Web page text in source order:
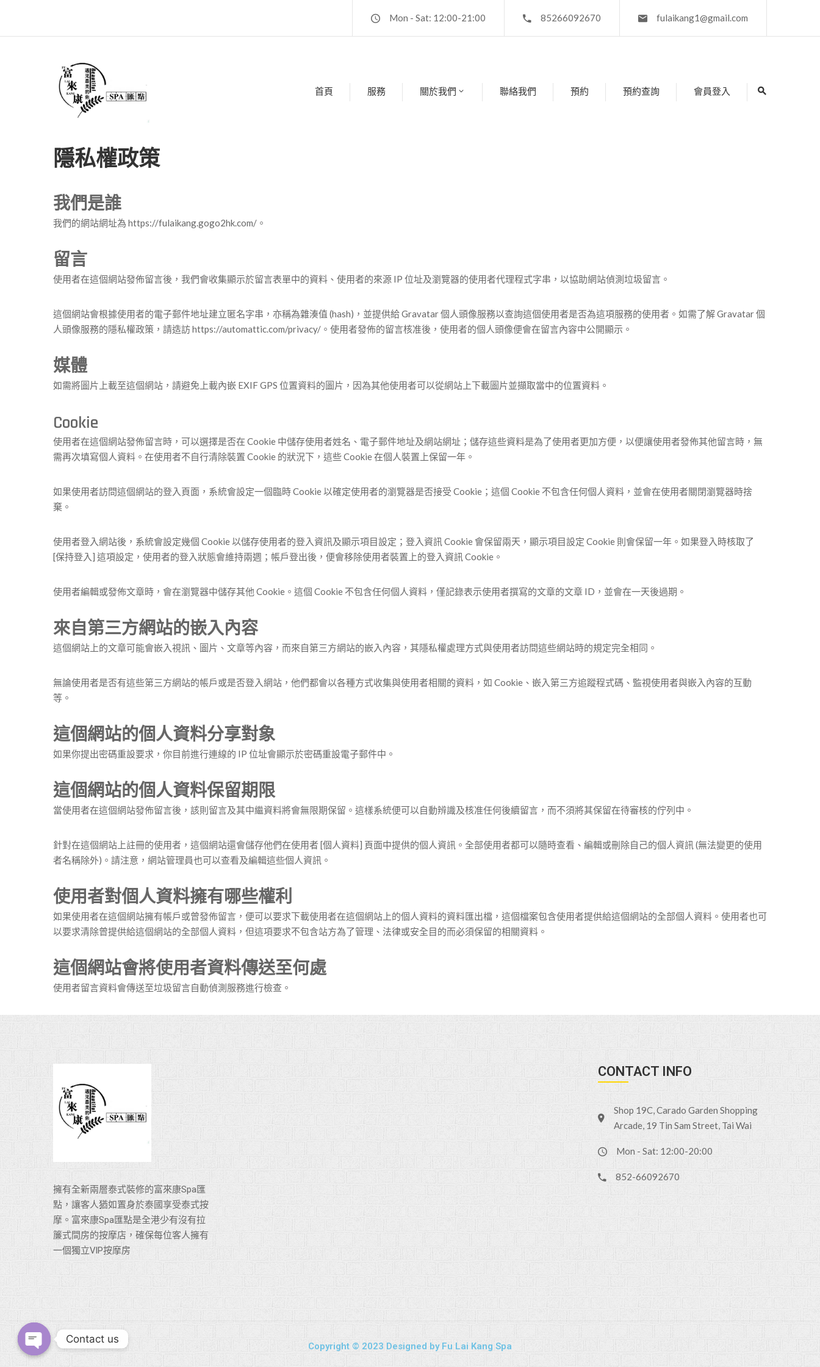
Mon - Sat: 12:00-21:00 85266092670 fulaikang1@gmail.com
首頁 服務 關於我們 聯絡我們 預約 預約查詢 會員登入
隱私權政策
我們是誰
我們的網站網址為 https://fulaikang.gogo2hk.com/。
留言
使用者在這個網站發佈留言後，我們會收集顯示於留言表單中的資料、使用者的來源 IP 位址及瀏覽器的使用者代理程式字串，以協助網站偵測垃圾留言。
這個網站會根據使用者的電子郵件地址建立匿名字串，亦稱為雜湊值 (hash)，並提供給 Gravatar 個人頭像服務以查詢這個使用者是否為這項服務的使用者。如需了解 Gravatar 個
人頭像服務的隱私權政策，請造訪 https://automattic.com/privacy/。使用者發佈的留言核准後，使用者的個人頭像便會在留言內容中公開顯示。
媒體
如需將圖片上載至這個網站，請避免上載內嵌 EXIF GPS 位置資料的圖片，因為其他使用者可以從網站上下載圖片並擷取當中的位置資料。
Cookie
使用者在這個網站發佈留言時，可以選擇是否在 Cookie 中儲存使用者姓名、電子郵件地址及網站網址；儲存這些資料是為了使用者更加方便，以便讓使用者發佈其他留言時，無
需再次填寫個人資料。在使用者不自行清除裝置 Cookie 的狀況下，這些 Cookie 在個人裝置上保留一年。
如果使用者訪問這個網站的登入頁面，系統會設定一個臨時 Cookie 以確定使用者的瀏覽器是否接受 Cookie；這個 Cookie 不包含任何個人資料，並會在使用者關閉瀏覽器時捨
棄。
使用者登入網站後，系統會設定幾個 Cookie 以儲存使用者的登入資訊及顯示項目設定；登入資訊 Cookie 會保留兩天，顯示項目設定 Cookie 則會保留一年。如果登入時核取了
[保持登入] 這項設定，使用者的登入狀態會維持兩週；帳戶登出後，便會移除使用者裝置上的登入資訊 Cookie。
使用者編輯或發佈文章時，會在瀏覽器中儲存其他 Cookie。這個 Cookie 不包含任何個人資料，僅記錄表示使用者撰寫的文章的文章 ID，並會在一天後過期。
來自第三方網站的嵌入內容
這個網站上的文章可能會嵌入視訊、圖片、文章等內容，而來自第三方網站的嵌入內容，其隱私權處理方式與使用者訪問這些網站時的規定完全相同。
無論使用者是否有這些第三方網站的帳戶或是否登入網站，他們都會以各種方式收集與使用者相關的資料，如 Cookie、嵌入第三方追蹤程式碼、監視使用者與嵌入內容的互動
等。
這個網站的個人資料分享對象
如果你提出密碼重設要求，你目前進行連線的 IP 位址會顯示於密碼重設電子郵件中。
這個網站的個人資料保留期限
當使用者在這個網站發佈留言後，該則留言及其中繼資料將會無限期保留。這樣系統便可以自動辨識及核准任何後續留言，而不須將其保留在待審核的佇列中。
針對在這個網站上註冊的使用者，這個網站還會儲存他們在使用者 [個人資料] 頁面中提供的個人資訊。全部使用者都可以隨時查看、編輯或刪除自己的個人資訊 (無法變更的使用
者名稱除外)。請注意，網站管理員也可以查看及編輯這些個人資訊。
使用者對個人資料擁有哪些權利
如果使用者在這個網站擁有帳戶或曾發佈留言，便可以要求下載使用者在這個網站上的個人資料的資料匯出檔，這個檔案包含使用者提供給這個網站的全部個人資料。使用者也可
以要求清除曾提供給這個網站的全部個人資料，但這項要求不包含站方為了管理、法律或安全目的而必須保留的相關資料。
這個網站會將使用者資料傳送至何處
使用者留言資料會傳送至垃圾留言自動偵測服務進行檢查。
擁有全新兩層泰式裝修的富來康Spa匯
點，讓客人猶如置身於泰國享受泰式按
摩。富來康Spa匯點是全港少有沒有拉
簾式間房的按摩店，確保每位客人擁有
一個獨立VlP按摩房
CONTACT INFO
Shop 19C, Carado Garden Shopping
Arcade, 19 Tin Sam Street, Tai Wai
Mon - Sat: 12:00-20:00
852-66092670
Copyright © 2023 Designed by Fu Lai Kang Spa
Contact us
Open chaty